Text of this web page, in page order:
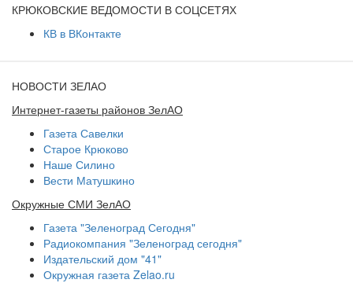
КРЮКОВСКИЕ ВЕДОМОСТИ В СОЦСЕТЯХ
КВ в ВКонтакте
НОВОСТИ ЗЕЛАО
Интернет-газеты районов ЗелАО
Газета Савелки
Старое Крюково
Наше Силино
Вести Матушкино
Окружные СМИ ЗелАО
Газета "Зеленоград Сегодня"
Радиокомпания "Зеленоград сегодня"
Издательский дом "41"
Окружная газета Zelao.ru